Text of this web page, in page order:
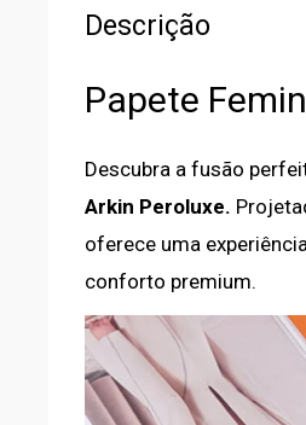
Descrição
Papete
Descubra a fusão
Arkin Peroluxe.
oferece uma
conforto premium.